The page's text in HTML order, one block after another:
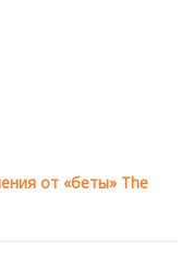
от «беты» The